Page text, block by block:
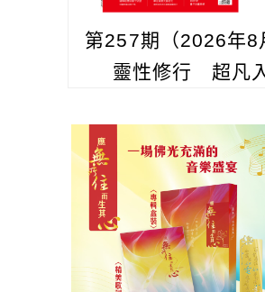
第257期（2026年8
靈性修行 超凡